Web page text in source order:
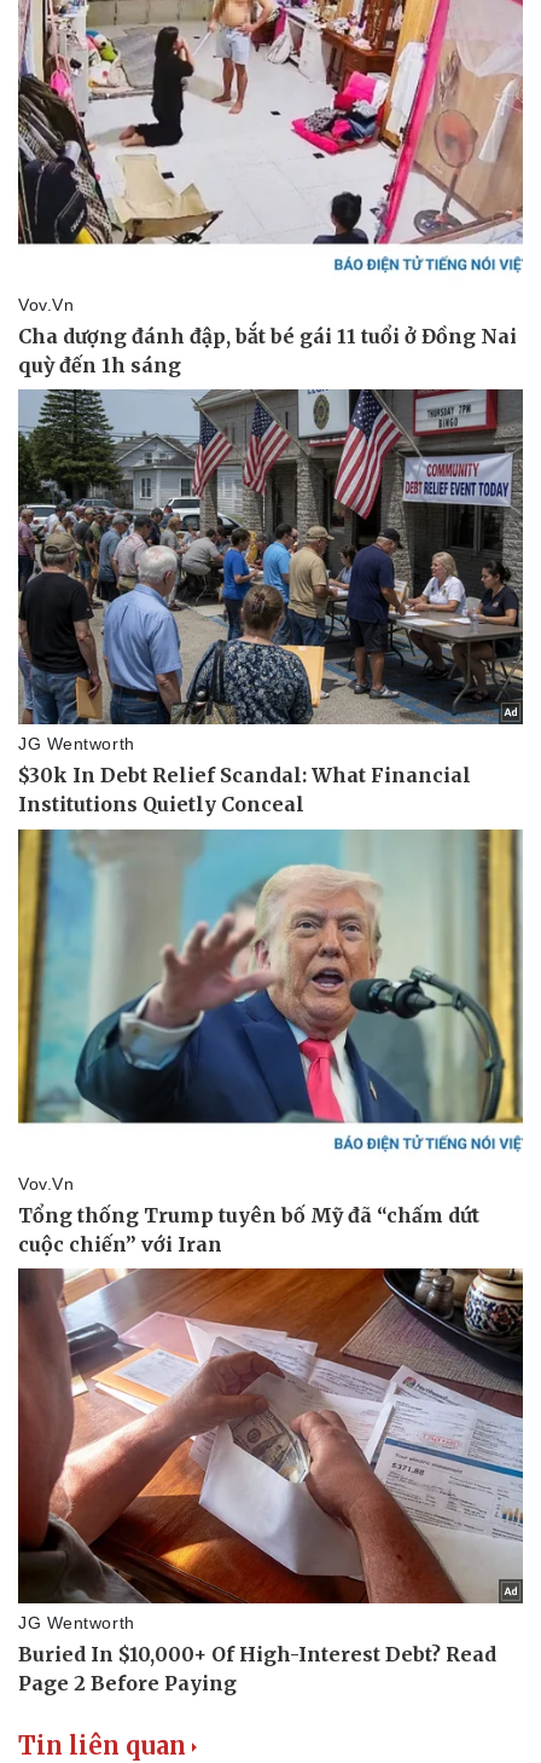
Pháp luật
Vụ án
Tin nóng
Quân sự - Quốc phòng
Vũ khí
Việt Nam
Phân tích
Tin liên quan